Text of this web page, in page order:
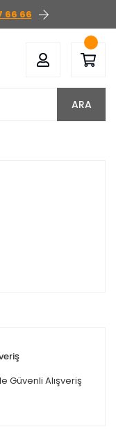
66 66
ARA
Güvenli Alışveriş